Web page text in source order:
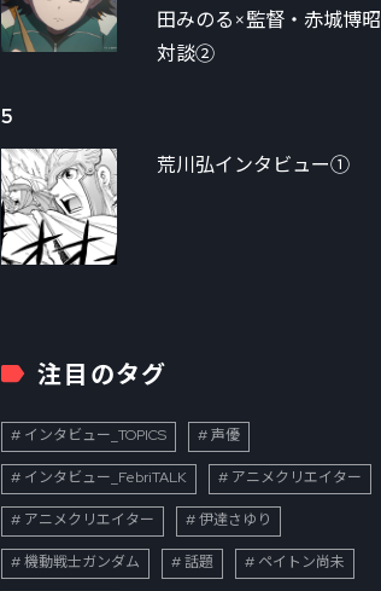
田みのる×監督・赤城博昭
対談②
5
荒川弘インタビュー①
注目のタグ
インタビュー_TOPICS 声優
インタビュー_FebriTALK アニメクリエイター
アニメクリエイター 伊達さゆり
機動戦士ガンダム 話題 ペイトン尚未